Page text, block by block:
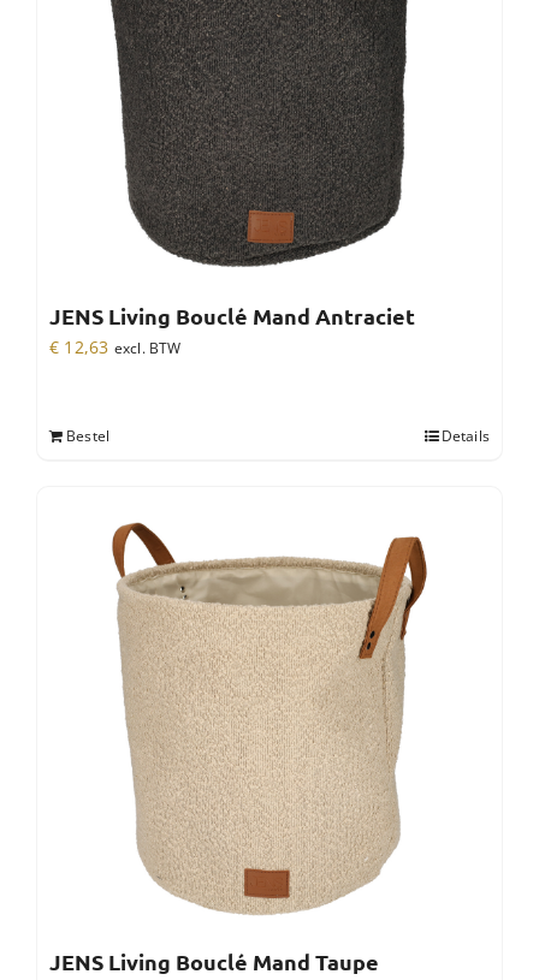
JENS Living Bouclé Mand Antraciet
€ 12,63 excl. BTW
Bestel Details
JENS Living Bouclé Mand Taupe